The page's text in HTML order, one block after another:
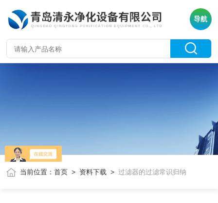
导航
当前位置：首页 > 资料下载 >过滤器的过滤常识归纳